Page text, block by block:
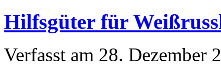
Hilfsgüter für
Verfasst am 28. Dezember